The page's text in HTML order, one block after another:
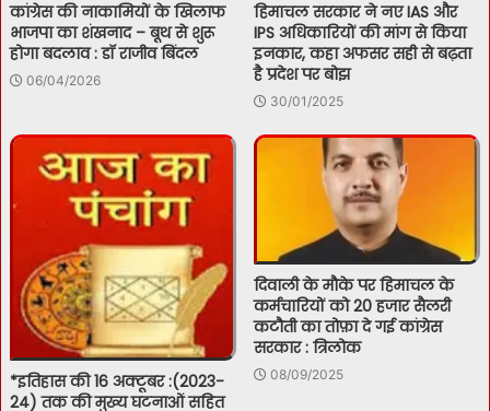
कांग्रेस की नाकामियों के खिलाफ
भाजपा का शंखनाद – बूथ से शुरू
होगा बदलाव : डॉ राजीव बिंदल
06/04/2026
हिमाचल सरकार ने नए IAS और
IPS अधिकारियों की मांग से किया
इनकार, कहा अफसर सही से बढ़ता
है प्रदेश पर बोझ
30/01/2025
*इतिहास की 16 अक्टूबर :(2023-
24) तक की मुख्य घटनाओं सहित
दिवाली के मौके पर हिमाचल के
कर्मचारियों को 20 हजार सैलरी
कटौती का तोफ़ा दे गई कांग्रेस
सरकार : त्रिलोक
08/09/2025